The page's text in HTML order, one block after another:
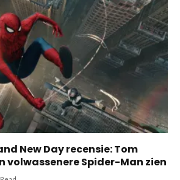
New Day recensie: Tom
volwassenere Spider-Man zien